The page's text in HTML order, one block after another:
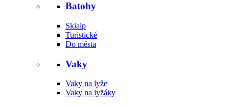
Batohy
Skialp
Turistické
Do města
Vaky
Vaky na lyže
Vaky na lyžáky